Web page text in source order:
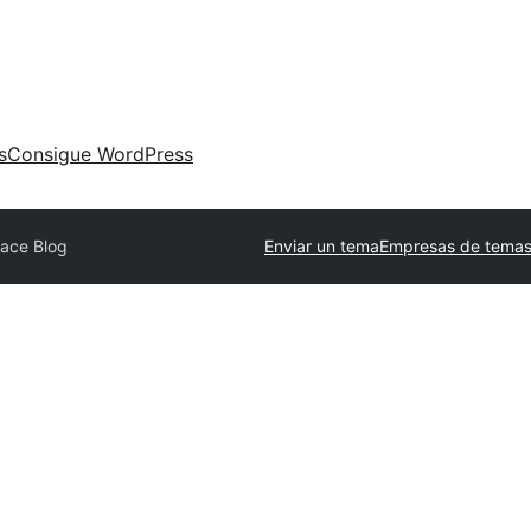
Consigue WordPress
Blog Enviar un temaEmpresas de